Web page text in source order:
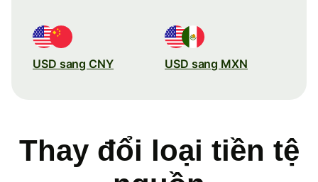
USD sang CNY USD sang MXN
Thay đổi loại tiền tệ